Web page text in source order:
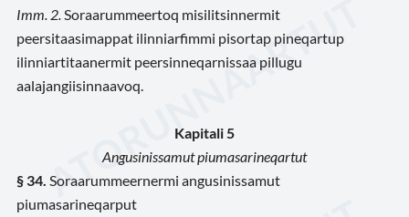
Imm. 2. Soraarummeertoq misilitsinnermit
peersitaasimappat ilinniarfimmi pisortap pineqartup
ilinniartitaanermit peersinneqarnissaa pillugu
aalajangiisinnaavoq.
Kapitali 5
Angusinissamut piumasarineqartut
§ 34. Soraarummeernermi angusinissamut
piumasarineqarput